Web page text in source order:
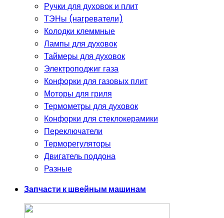
Ручки для духовок и плит
ТЭНы (нагреватели)
Колодки клеммные
Лампы для духовок
Таймеры для духовок
Электроподжиг газа
Конфорки для газовых плит
Моторы для гриля
Термометры для духовок
Конфорки для стеклокерамики
Переключатели
Терморегуляторы
Двигатель поддона
Разные
Запчасти к швейным машинам